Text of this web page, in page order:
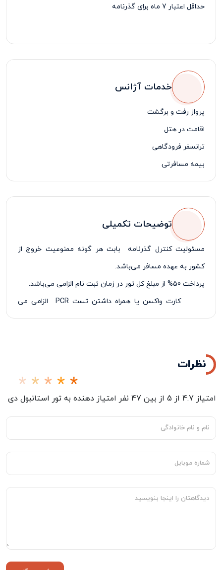
حداقل اعتبار 7 ماه برای گذرنامه
خدمات آژانس
پرواز رفت و برگشت
اقامت در هتل
ترانسفر فرودگاهی
بیمه مسافرتی
لیدر مسافرتی فارسی زبان
یک روز گشت شهری با ناهار
توضیحات تکمیلی
مسئولیت کنترل گذرنامه بابت هر گونه ممنوعیت خروج از
کشور به عهده مسافر می‌باشد.
پرداخت 50% از مبلغ کل تور در زمان ثبت نام الزامی می‌باشد.
کارت واکسن یا همراه داشتن تستPCR الزامی می
باشد
نظرات
امتیاز 4.7 از 5 از بین 47 نفر امتیاز دهنده به تور استانبول دی